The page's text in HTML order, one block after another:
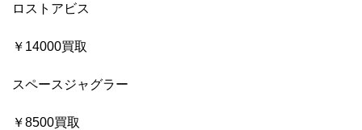
ロストアビス
￥14000買取
スペースジャグラー
￥8500買取